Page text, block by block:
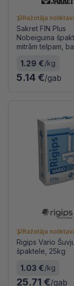
Ražotāja
Sakret FIN Plus
Nobeiguma
mitrām telpam,
1.29 €/kg
5.14 €/gab
Ražotāja
Rigips Vario
špaktele, 25kg
1.03 €/kg
25.71 €/gab